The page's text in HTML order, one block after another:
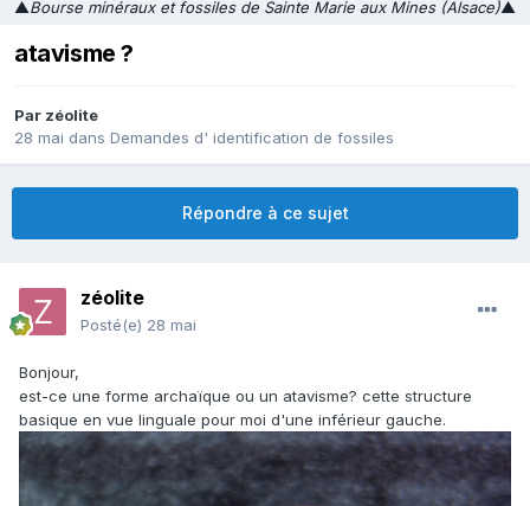
▲Bourse minéraux et fossiles de Sainte Marie aux Mines (Alsace)▲
atavisme ?
Par zéolite
28 mai dans Demandes d' identification de fossiles
Répondre à ce sujet
zéolite
Posté(e) 28 mai
Bonjour,
est-ce une forme archaïque ou un atavisme? cette structure
basique en vue linguale pour moi d'une inférieur gauche.